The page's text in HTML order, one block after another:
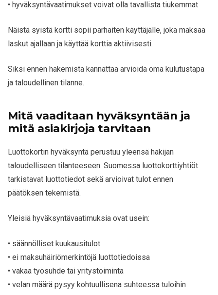
• hyväksyntävaatimukset voivat olla tavallista tiukemmat
Näistä syistä kortti sopii parhaiten käyttäjälle, joka maksaa
laskut ajallaan ja käyttää korttia aktiivisesti.
Siksi ennen hakemista kannattaa arvioida oma kulutustapa
ja taloudellinen tilanne.
Mitä vaaditaan hyväksyntään ja
mitä asiakirjoja tarvitaan
Luottokortin hyväksyntä perustuu yleensä hakijan
taloudelliseen tilanteeseen. Suomessa luottokorttiyhtiöt
tarkistavat luottotiedot sekä arvioivat tulot ennen
päätöksen tekemistä.
Yleisiä hyväksyntävaatimuksia ovat usein:
• säännölliset kuukausitulot
• ei maksuhäiriömerkintöjä luottotiedoissa
• vakaa työsuhde tai yritystoiminta
• velan määrä pysyy kohtuullisena suhteessa tuloihin